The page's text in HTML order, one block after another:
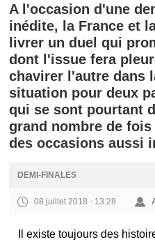
A l'occasion d'une
inédite, la France et
livrer un duel qui
dont l'issue fera
chavirer l'autre dans
situation pour deux
qui se sont pourtant
grand nombre de
des occasions aussi
DEMI-FINALES
08 juillet 2018 - 13:28
Il existe toujours des